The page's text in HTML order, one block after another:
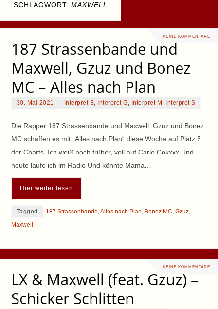
SCHLAGWORT: MAXWELL
KEINE KOMMENTARE
187 Strassenbande und
Maxwell, Gzuz und Bonez
MC – Alles nach Plan
30. Mai 2021 Interpret B Interpret G Interpret M Interpret S
Die Rapper 187 Strassenbande und Maxwell, Gzuz und Bonez
MC schaffen es mit „Alles nach Plan“ diese Woche auf Platz 5
der Charts. Ich weiß noch früher, voll auf Carlo Cokxxx Und
heute laufe ich im Radio Und könnte Mama…
Hier weiter lesen
Tagged 187 Strassenbande,Alles nach Plan, Bonez MC, Gzuz,
Maxwell
KEINE KOMMENTARE
LX & Maxwell (feat. Gzuz) –
Schicker Schlitten